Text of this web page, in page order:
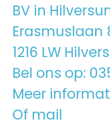
BV in
Erasmuslaan
1216 LW
Bel ons op:
Meer
Of mail